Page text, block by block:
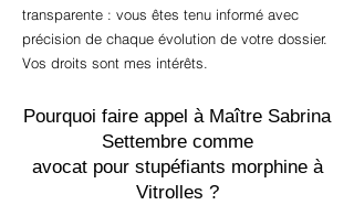
transparente : vous êtes tenu informé avec
précision de chaque évolution de votre dossier.
Vos droits sont mes intérêts.
Pourquoi faire appel à Maître Sabrina
Settembre comme
avocat pour stupéfiants morphine à
Vitrolles ?